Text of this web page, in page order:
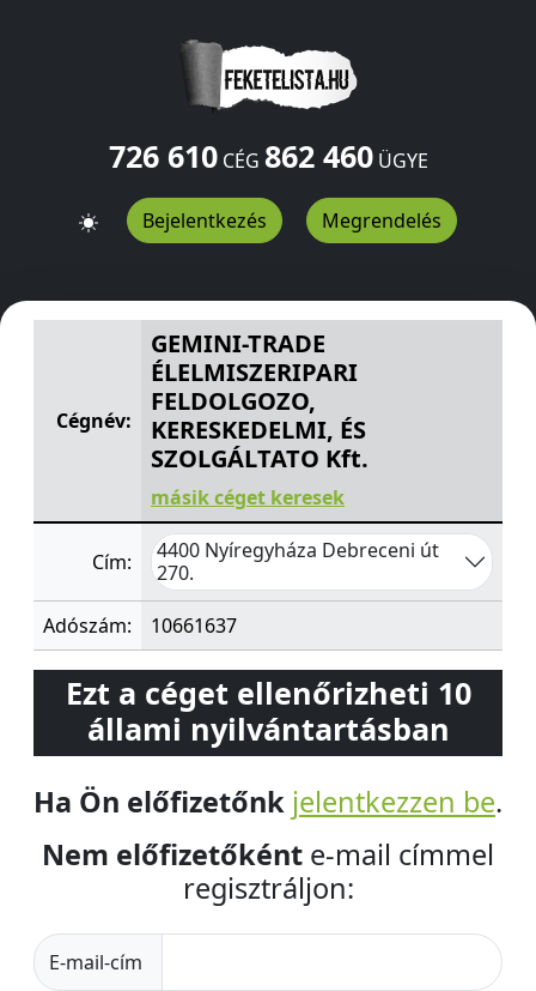
726 610CÉG 862 460ÜGYE
Bejelentkezés Megrendelés
GEMINI-TRADE ÉLELMISZERIPARI FELDOLGOZO,
Cégnév:
GEMINI-TRADE
ÉLELMISZERIPARI
FELDOLGOZO,
KERESKEDELMI, ÉS
SZOLGÁLTATO Kft.
másik céget keresek
Cím:
4400 Nyíregyháza Debreceni út
270.
Adószám:
10661637
Ezt a céget ellenőrizheti 10
állami nyilvántartásban
Ha Ön előfizetőnk jelentkezzen be.
Nem előfizetőként e-mail címmel
regisztráljon:
E-mail-cím